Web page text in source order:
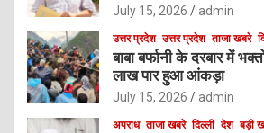
July 15, 2026 admin
उत्तर प्रदेश उत्तर प्रदेश ताजा खबरे
बाबा बर्फानी के दरबार में
लाख पार हुआ आंकड़ा
July 15, 2026 admin
अपराध ताजा खबरे दिल्ली देश बड़ी